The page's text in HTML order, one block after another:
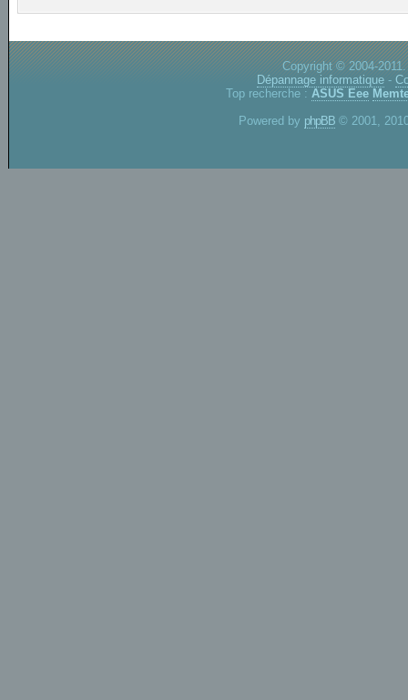
Copyright © 2004-
Dépannage informatique -
Top recherche : ASUS Eee
Powered by phpBB © 2001,